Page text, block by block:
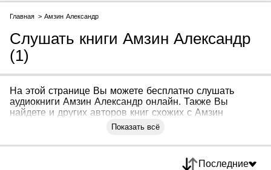
Главная Амзин Александр
Слушать книги Амзин Александр
(1)
На этой странице Вы можете бесплатно слушать
аудиокниги Амзин Александр онлайн. Также Вы
найдете и других авторов книг схожих с Амзин
Показать всё
Последние